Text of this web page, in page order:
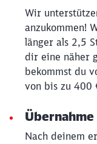
Wir
anzukommen!
länger als 2,5
dir eine näher
bekommst du
von bis zu 400
Übernahme
Nach deinem
werden?